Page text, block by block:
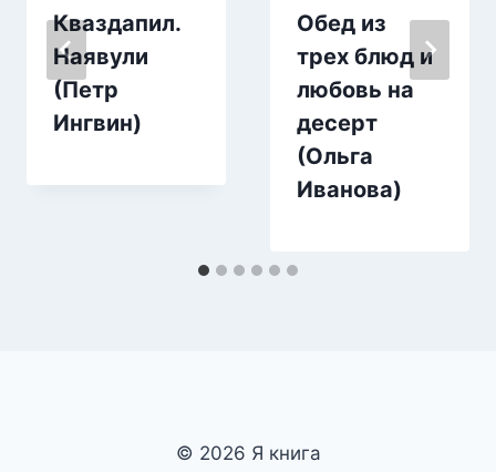
Кваздапил.
Наявули
(Петр
Ингвин)
Обед из
трех блюд и
любовь на
десерт
(Ольга
Иванова)
© 2026 Я книга